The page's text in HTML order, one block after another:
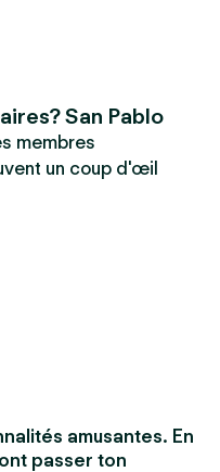
San Pablo
membres
un coup d'œil
amusantes. En
passer ton